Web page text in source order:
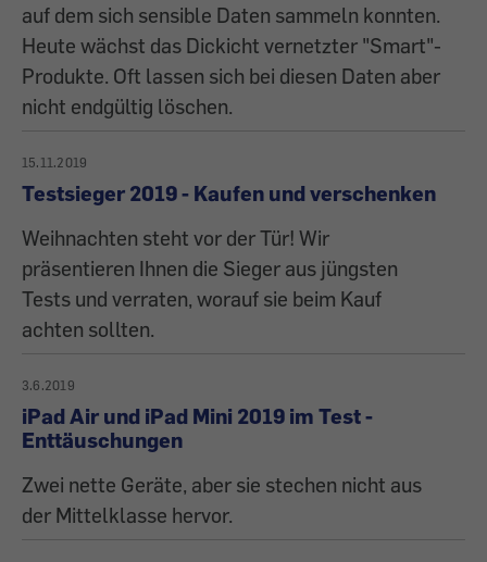
auf dem sich sensible Daten sammeln konnten.
Heute wächst das Dickicht vernetzter "Smart"-
Produkte. Oft lassen sich bei diesen Daten aber
nicht endgültig löschen.
15.11.2019
Testsieger 2019 - Kaufen und verschenken
Weihnachten steht vor der Tür! Wir
präsentieren Ihnen die Sieger aus jüngsten
Tests und verraten, worauf sie beim Kauf
achten sollten.
3.6.2019
iPad Air und iPad Mini 2019 im Test -
Enttäuschungen
Zwei nette Geräte, aber sie stechen nicht aus
der Mittelklasse hervor.